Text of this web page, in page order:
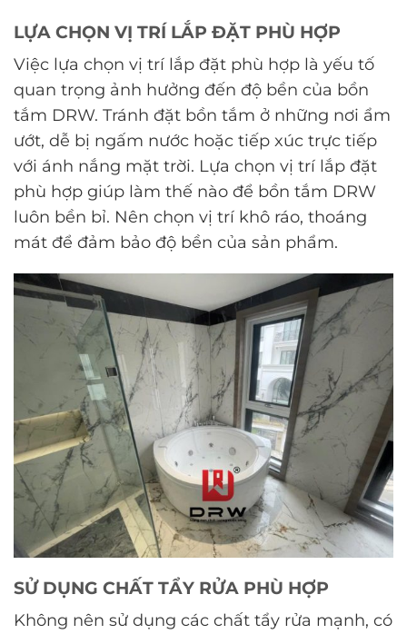
LỰA CHỌN VỊ TRÍ LẮP ĐẶT PHÙ HỢP
Việc lựa chọn vị trí lắp đặt phù hợp là yếu tố
quan trọng ảnh hưởng đến độ bền của bồn
tắm DRW. Tránh đặt bồn tắm ở những nơi ẩm
ướt, dễ bị ngấm nước hoặc tiếp xúc trực tiếp
với ánh nắng mặt trời. Lựa chọn vị trí lắp đặt
phù hợp giúp làm thế nào để bồn tắm DRW
luôn bền bỉ. Nên chọn vị trí khô ráo, thoáng
mát để đảm bảo độ bền của sản phẩm.
SỬ DỤNG CHẤT TẨY RỬA PHÙ HỢP
Không nên sử dụng các chất tẩy rửa mạnh, có